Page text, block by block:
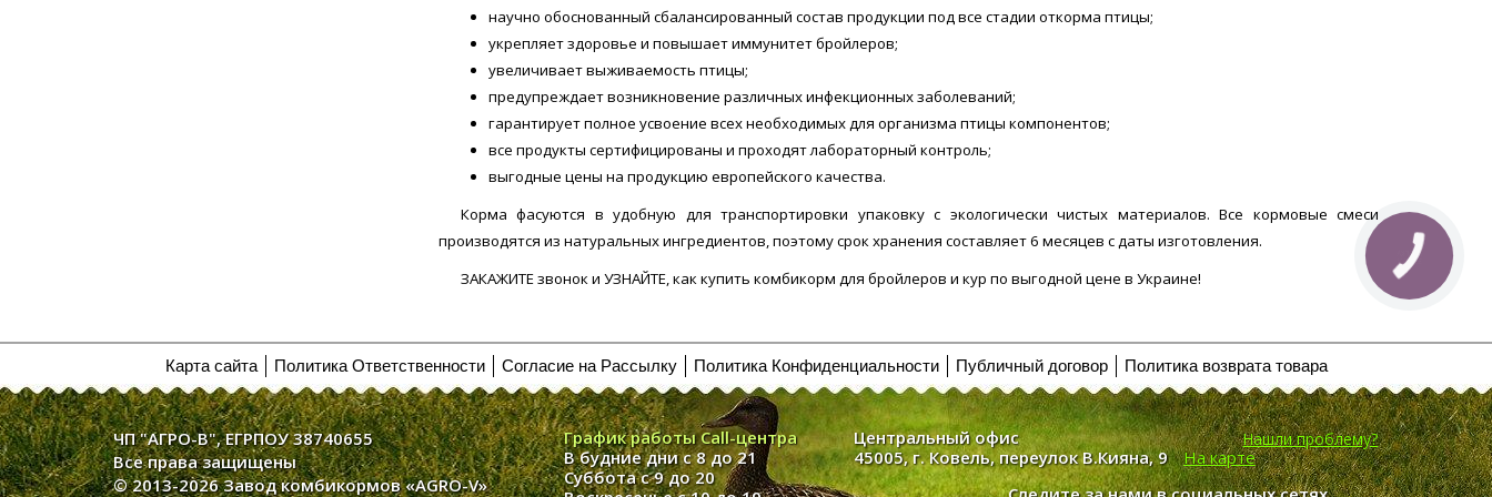
бумажный пакет, 10 кг
5/5 9 отзывов
Под заказ
5/5 9 отзывов
Под заказ
научно обоснованный сбалансированный состав продукции под все стадии откорма птицы;
укрепляет здоровье и повышает иммунитет бройлеров;
увеличивает выживаемость птицы;
предупреждает возникновение различных инфекционных заболеваний;
гарантирует полное усвоение всех необходимых для организма птицы компонентов;
все продукты сертифицированы и проходят лабораторный контроль;
выгодные цены на продукцию европейского качества.
Корма фасуются в удобную для транспортировки упаковку с экологически чистых материалов. Все кормовые смеси
производятся из натуральных ингредиентов, поэтому срок хранения составляет 6 месяцев с даты изготовления.
ЗАКАЖИТЕ звонок и УЗНАЙТЕ, как купить комбикорм для бройлеров и кур по выгодной цене в Украине!
Карта сайта Политика Ответственности Согласие на Рассылку Политика Конфиденциальности Публичный договор Политика возврата товара
ЧП "АГРО-В", ЕГРПОУ 38740655
Все права защищены
© 2013-2026 Завод комбикормов «AGRO-V»
График работы Call-центра
В будние дни с 8 до 21
Суббота с 9 до 20
Нашли проблему?
Центральный офис
45005, г. Ковель, переулок В.Кияна, 9 На карте